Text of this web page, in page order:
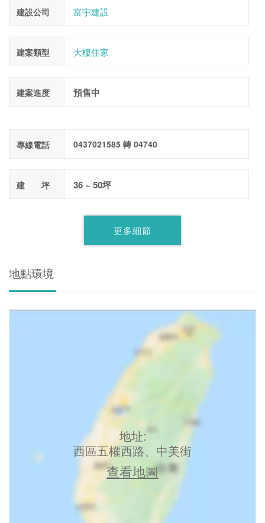
建設公司 富宇建設
建案類型 大樓住家
建案進度 預售中
專線電話 0437021585 轉 04740
建 坪 36 ~ 50坪
更多細節
地點環境
地址:
西區五權西路、中美街
查看地圖